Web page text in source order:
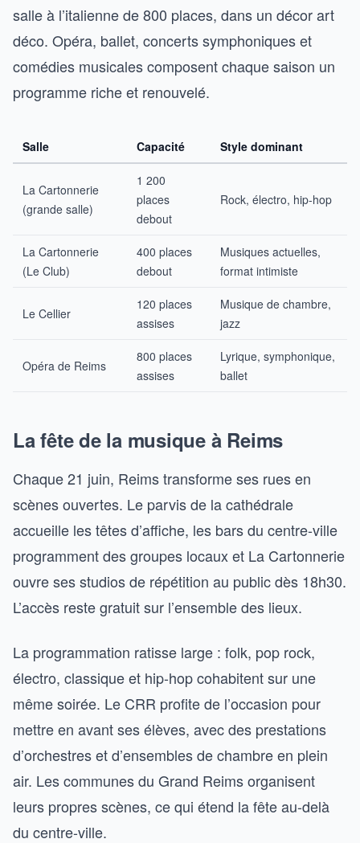
salle à l’italienne de 800 places, dans un décor art
déco. Opéra, ballet, concerts symphoniques et
comédies musicales composent chaque saison un
programme riche et renouvelé.
Salle Capacité Style dominant
La Cartonnerie
(grande salle)
1 200
places
debout
Rock, électro, hip-hop
La Cartonnerie
(Le Club)
400 places
debout
Musiques actuelles,
format intimiste
Le Cellier
120 places
assises
Musique de chambre,
jazz
Opéra de Reims
800 places
assises
Lyrique, symphonique,
ballet
La fête de la musique à Reims
Chaque 21 juin, Reims transforme ses rues en
scènes ouvertes. Le parvis de la cathédrale
accueille les têtes d’affiche, les bars du centre-ville
programment des groupes locaux et La Cartonnerie
ouvre ses studios de répétition au public dès 18h30.
L’accès reste gratuit sur l’ensemble des lieux.
La programmation ratisse large : folk, pop rock,
électro, classique et hip-hop cohabitent sur une
même soirée. Le CRR profite de l’occasion pour
mettre en avant ses élèves, avec des prestations
d’orchestres et d’ensembles de chambre en plein
air. Les communes du Grand Reims organisent
leurs propres scènes, ce qui étend la fête au-delà
du centre-ville.